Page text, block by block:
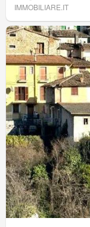
IMMOBILIARE.IT